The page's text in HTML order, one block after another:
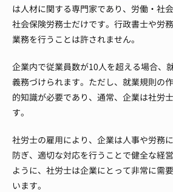
は人材に関する専門家であり、労働・社
社会保険労務士だけです。行政書士や労
業務を行うことは許されません。
企業内で従業員数が10人を超える場合、
義務づけられます。ただし、就業規則の
的知識が必要であり、通常、企業は社労
す。
社労士の雇用により、企業は人事や労務
防ぎ、適切な対応を行うことで健全な経
ように、社労士は企業にとって非常に需
います。